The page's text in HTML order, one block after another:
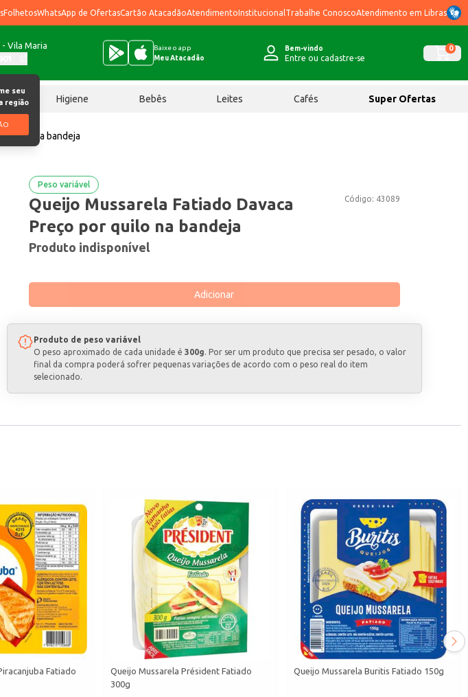
FolhetosWhatsApp de OfertasCartão AtacadãoAtendimentoInstitucional Trabalhe ConoscoAtendimento em Libras
Vila Maria
seu
região
Baixe o app
Meu Atacadão
Bem-vindo
Entre ou cadastre-se
0
Higiene Bebês Leites Cafés Super Ofertas
quilo na bandeja
Peso variável
Código: 43089
Queijo Mussarela Fatiado Davaca
Preço por quilo na bandeja
Produto indisponível
Adicionar
Produto de peso variável
O peso aproximado de cada unidade é 300g. Por ser um produto que precisa ser pesado, o valor
final da compra poderá sofrer pequenas variações de acordo com o peso real do item
selecionado.
Fatiado
Queijo Mussarela Président Fatiado
300g
Queijo Mussarela Buritis Fatiado 150g